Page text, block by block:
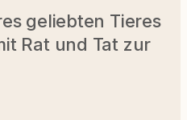
geliebten Tieres
Rat und Tat zur